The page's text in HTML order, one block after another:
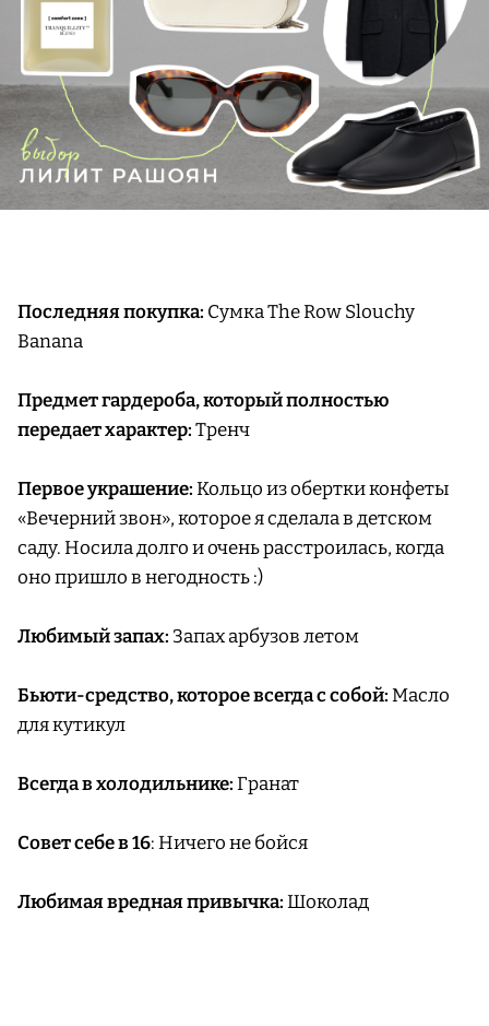
Последняя покупка: Сумка The Row Slouchy
Banana
Предмет гардероба, который полностью
передает характер:Тренч
Первое украшение:Кольцо из обертки конфеты
«Вечерний звон», которое я сделала в детском
саду. Носила долго и очень расстроилась, когда
оно пришло в негодность :)
Любимый запах: Запах арбузов летом
Бьюти-средство, которое всегда с собой:Масло
для кутикул
Всегда в холодильнике:Гранат
Совет себе в 16: Ничего не бойся
Любимая вредная привычка:Шоколад